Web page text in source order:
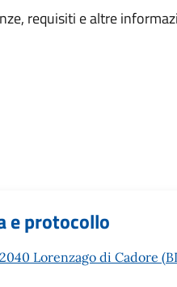
requisiti e altre
e protocollo
Lorenzago di Cadore